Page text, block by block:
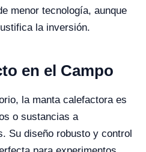
menor tecnología, aunque
la inversión.
en el Campo
la manta calefactora es
o sustancias a
Su diseño robusto y control